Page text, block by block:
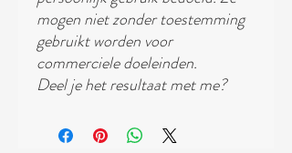
mogen niet zonder toestemming
gebruikt worden voor
commerciele doeleinden.
Deel je het resultaat met me?